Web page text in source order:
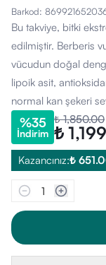
Barkod:
Bu takviye, bitki
edilmiştir. Berberis
vücudun doğal
lipoik asit,
normal kan şekeri
%35
İndirim
₺ 1,850.00
₺
Kazancınız:₺
1